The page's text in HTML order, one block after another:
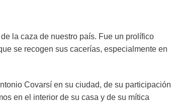
la caza de nuestro país. Fue un prolífico
se recogen sus cacerías, especialmente en
Covarsí en su ciudad, de su participación
en el interior de su casa y de su mítica